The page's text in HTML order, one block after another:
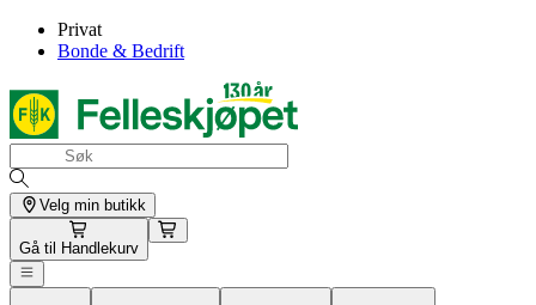
Privat
Bonde & Bedrift
Velg min butikk
Gå til Handlekurv